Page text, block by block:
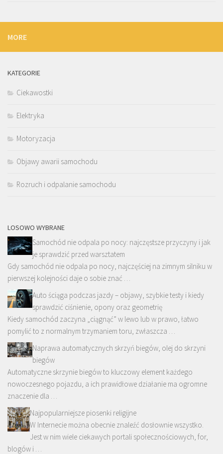
MORE
KATEGORIE
Ciekawostki
Elektryka
Motoryzacja
Objawy awarii samochodu
Rozruch i odpalanie samochodu
LOSOWO WYBRANE
Samochód nie odpala po nocy: najczęstsze przyczyny i jak
je sprawdzić przed warsztatem
Gdy samochód nie odpala po nocy, najczęściej na zimnym silniku w
pierwszej kolejności daje o sobie znać …
Auto ściąga podczas jazdy – objawy, szybkie testy i kiedy
sprawdzić ciśnienie, opony oraz geometrię
Kiedy samochód zaczyna „ciągnąć” w lewo lub w prawo, łatwo
pomylić to z normalnym trzymaniem toru, zwłaszcza …
Naprawa automatycznych skrzyń biegów, olej do skrzyni
biegów
Automatyczne skrzynie biegów to kluczowy element każdego
nowoczesnego pojazdu, a ich prawidłowe działanie ma ogromne
znaczenie dla …
Najpopularniejsze piosenki religijne
W Internecie można obecnie znaleźć dosłownie wszystko.
Jest w nim wiele ciekawych portali społecznościowych, for,
blogów i …